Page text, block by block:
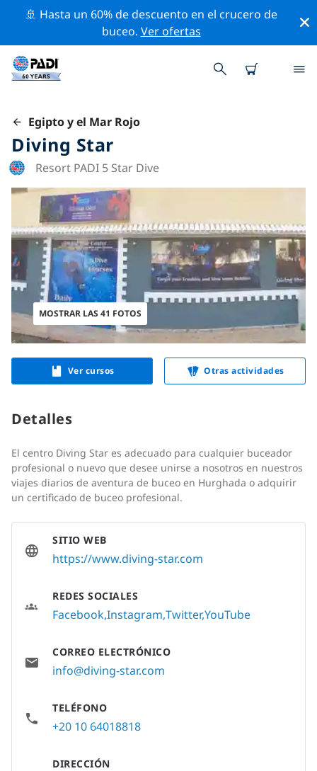
🚢 Hasta un 60% de descuento en el crucero de
buceo. Ver ofertas
Egipto y el Mar Rojo
Diving Star
Resort PADI 5 Star Dive
MOSTRAR LAS 41 FOTOS
Ver cursos Otras actividades
Detalles
El centro Diving Star es adecuado para cualquier buceador
profesional o nuevo que desee unirse a nosotros en nuestros
viajes diarios de aventura de buceo en Hurghada o adquirir
un certificado de buceo profesional.
SITIO WEB
https://www.diving-star.com
REDES SOCIALES
FacebookInstagram TwitterYouTube
CORREO ELECTRÓNICO
info@diving-star.com
TELÉFONO
+20 10 64018818
DIRECCIÓN